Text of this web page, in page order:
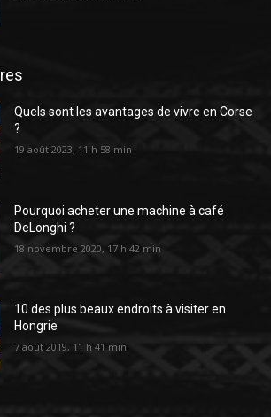
Quels sont les avantages de vivre en Corse
?
19 août 2023, 11 h 58 min
Pourquoi acheter une machine à café
DeLonghi ?
18 novembre 2020, 17 h 42 min
10 des plus beaux endroits à visiter en
Hongrie
7 août 2019, 11 h 41 min